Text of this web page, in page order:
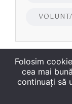
Folosim
cea mai
continuați să